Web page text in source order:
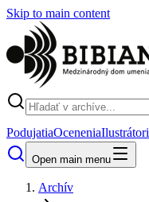
Skip to main content
PodujatiaOceneniaIlustrátori
Open main menu
Archív